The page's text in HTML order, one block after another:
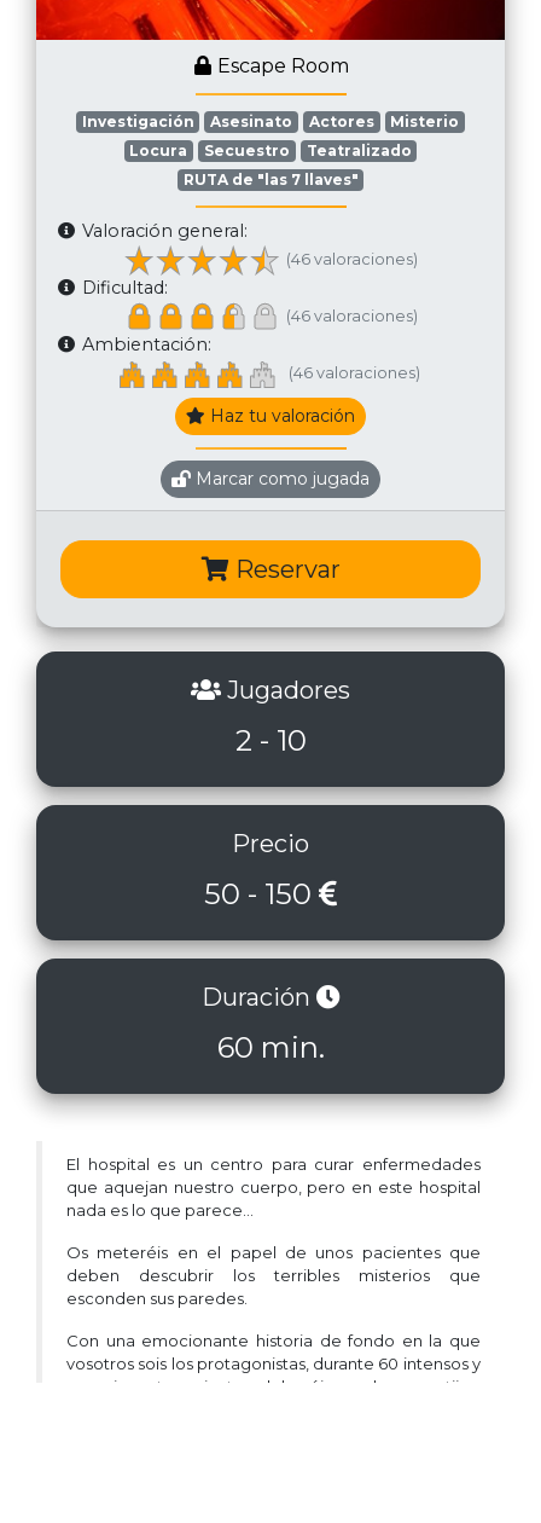
Escape Room
Investigación Asesinato Actores
Misterio
Locura
Secuestro
Teatralizado
RUTA de "las 7 llaves"
Valoración general:
(46 valoraciones)
Dificultad:
(46 valoraciones)
Ambientación:
(46 valoraciones)
Haz tu valoración
Marcar como jugada
Reservar
Jugadores
2 - 10
Precio
50 - 150
Duración
60 min.
El hospital es un centro para curar enfermedades
que aquejan nuestro cuerpo, pero en este hospital
nada es lo que parece...
Os meteréis en el papel de unos pacientes que
deben descubrir los terribles misterios que
esconden sus paredes.
Con una emocionante historia de fondo en la que
vosotros sois los protagonistas, durante 60 intensos y
emocionantes minutos deberéis resolver acertijos,